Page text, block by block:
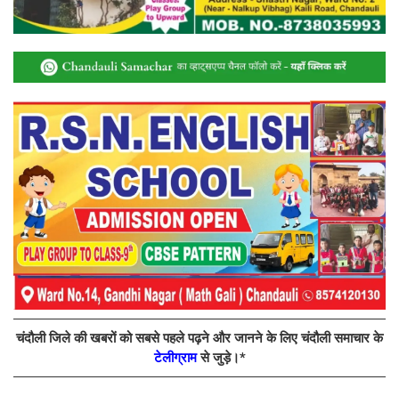
चंदौली जिले की खबरों को सबसे पहले पढ़ने और जानने के लिए चंदौली समाचार के
टेलीग्रामसे जुड़े।*